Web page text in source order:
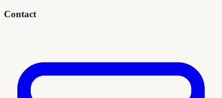
Contact